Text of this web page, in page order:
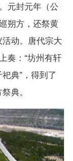
元封元年（公
朔方，还祭黄
动。唐代宗大
奏：“坊州有轩
典”，得到了
方祭典。